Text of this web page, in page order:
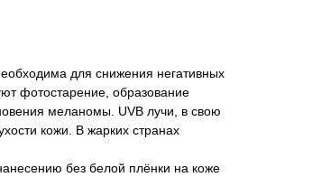
для снижения негативных
фотостарение, образование
меланомы. UVB лучи, в свою
кожи. В жарких странах
без белой плёнки на коже